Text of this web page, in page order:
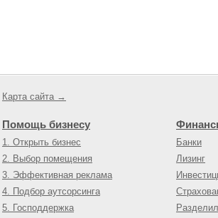
Карта сайта →
Помощь бизнесу
1. Открыть бизнес
2. Выбор помещения
3. Эффективная реклама
4. Подбор аутсорсинга
5. Господдержка
Банки
Лизинг